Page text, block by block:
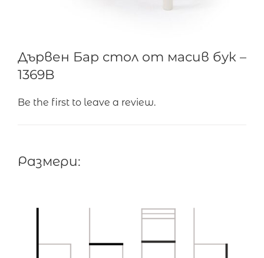
Дървен Бар стол от масив бук –
1369B
Be the first to leave a review.
Размери: